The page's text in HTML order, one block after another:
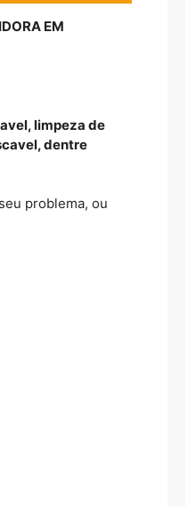
EM
limpeza de
dentre
problema, ou